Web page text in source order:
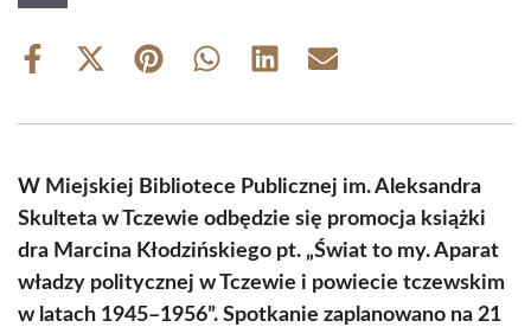
Share
Share
(Twitter)
Share Share Share Share
W Miejskiej Bibliotece Publicznej im. Aleksandra
Skulteta w Tczewie odbędzie się promocja książki
dra Marcina Kłodzińskiego pt. „Świat to my. Aparat
władzy politycznej w Tczewie i powiecie tczewskim
w latach 1945–1956”. Spotkanie zaplanowano na 21